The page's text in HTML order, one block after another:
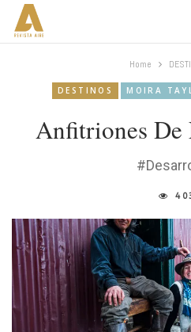
Home
DESTINOS MOIRA
Anfitriones De